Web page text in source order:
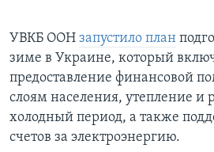
УВКБ ООН запустило план
зиме в Украине, который
предоставление финансовой
слоям населения, утепление и
холодный период, а также
счетов за электроэнергию.